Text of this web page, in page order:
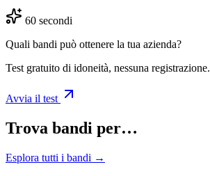
60 secondi
Quali bandi può ottenere la tua azienda?
Test gratuito di idoneità, nessuna registrazione.
Avvia il test
Trova bandi per…
Esplora tutti i bandi →